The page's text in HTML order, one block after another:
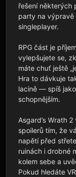
řešení některých
party na
singleplayer.
RPG část je
vylepšujete se,
máte chuť ještě
Hra to dávkuje
lacině — spíš
schopnějším.
Asgard’s Wrath
spoilerů tím, že
napětí před
ruinách i drobné
kolem sebe a
Pokud hledáte